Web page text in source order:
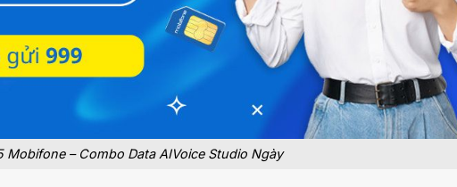
Mobifone – Combo Data AIVoice Studio Ngày